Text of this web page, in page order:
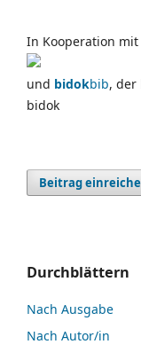
In Kooperation mit
und bidokbib, der
bidok
Beitrag
Durchblättern
Nach Ausgabe
Nach Autor/in